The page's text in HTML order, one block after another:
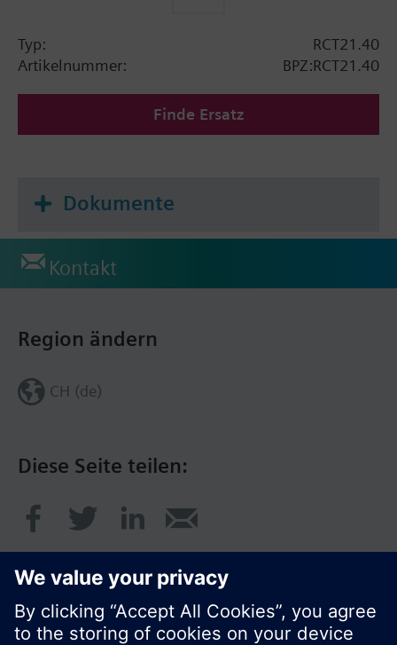
Typ:
RCT21.40
Artikelnummer:
BPZ:RCT21.40
Finde Ersatz
Dokumente
Kontakt
Diese Seite teilen:
Region ändern
CH (de)